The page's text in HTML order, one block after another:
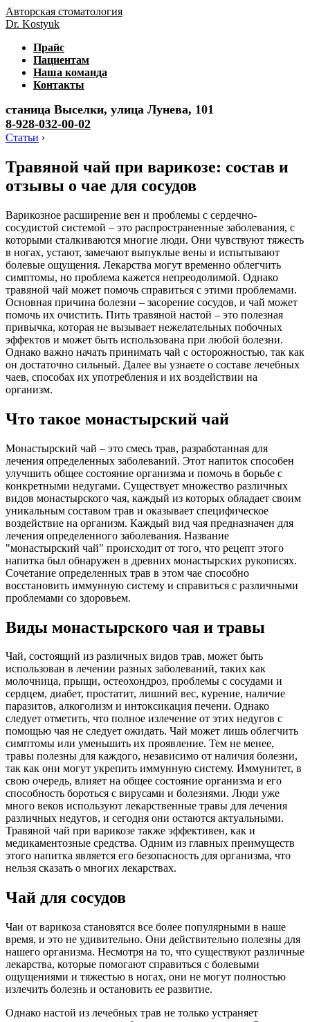
Авторская стоматология
Dr. Kostyuk
Прайс
Пациентам
Наша команда
Контакты
станица Выселки, улица Лунева, 101
8-928-032-00-02
Статьи ›
Травяной чай при варикозе: состав и
отзывы о чае для сосудов
Варикозное расширение вен и проблемы с сердечно-
сосудистой системой – это распространенные заболевания, с
которыми сталкиваются многие люди. Они чувствуют тяжесть
в ногах, устают, замечают выпуклые вены и испытывают
болевые ощущения. Лекарства могут временно облегчить
симптомы, но проблема кажется непреодолимой. Однако
травяной чай может помочь справиться с этими проблемами.
Основная причина болезни – засорение сосудов, и чай может
помочь их очистить. Пить травяной настой – это полезная
привычка, которая не вызывает нежелательных побочных
эффектов и может быть использована при любой болезни.
Однако важно начать принимать чай с осторожностью, так как
он достаточно сильный. Далее вы узнаете о составе лечебных
чаев, способах их употребления и их воздействии на
организм.
Что такое монастырский чай
Монастырский чай – это смесь трав, разработанная для
лечения определенных заболеваний. Этот напиток способен
улучшить общее состояние организма и помочь в борьбе с
конкретными недугами. Существует множество различных
видов монастырского чая, каждый из которых обладает своим
уникальным составом трав и оказывает специфическое
воздействие на организм. Каждый вид чая предназначен для
лечения определенного заболевания. Название
"монастырский чай" происходит от того, что рецепт этого
напитка был обнаружен в древних монастырских рукописях.
Сочетание определенных трав в этом чае способно
восстановить иммунную систему и справиться с различными
проблемами со здоровьем.
Виды монастырского чая и травы
Чай, состоящий из различных видов трав, может быть
использован в лечении разных заболеваний, таких как
молочница, прыщи, остеохондроз, проблемы с сосудами и
сердцем, диабет, простатит, лишний вес, курение, наличие
паразитов, алкоголизм и интоксикация печени. Однако
следует отметить, что полное излечение от этих недугов с
помощью чая не следует ожидать. Чай может лишь облегчить
симптомы или уменьшить их проявление. Тем не менее,
травы полезны для каждого, независимо от наличия болезни,
так как они могут укрепить иммунную систему. Иммунитет, в
свою очередь, влияет на общее состояние организма и его
способность бороться с вирусами и болезнями. Люди уже
много веков используют лекарственные травы для лечения
различных недугов, и сегодня они остаются актуальными.
Травяной чай при варикозе также эффективен, как и
медикаментозные средства. Одним из главных преимуществ
этого напитка является его безопасность для организма, что
нельзя сказать о многих лекарствах.
Чай для сосудов
Чаи от варикоза становятся все более популярными в наше
время, и это не удивительно. Они действительно полезны для
нашего организма. Несмотря на то, что существуют различные
лекарства, которые помогают справиться с болевыми
ощущениями и тяжестью в ногах, они не могут полностью
излечить болезнь и остановить ее развитие.
Однако настой из лечебных трав не только устраняет